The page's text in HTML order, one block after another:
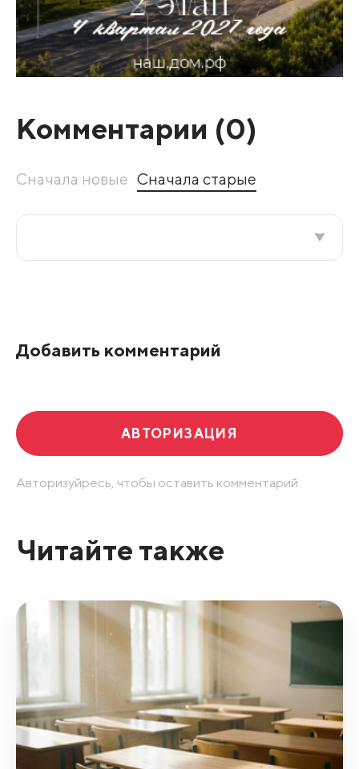
Комментарии (0)
Сначала новые Сначала старые
Добавить комментарий
АВТОРИЗАЦИЯ
Авторизуйресь, чтобы оставить комментарий.
Читайте также